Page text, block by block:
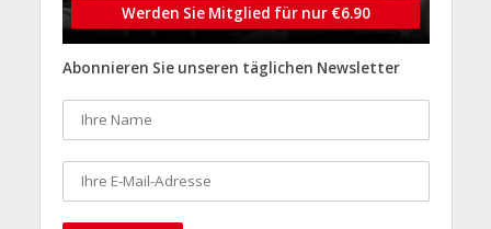
Werden Sie Mitglied für nur €6.90
Abonnieren Sie unseren täglichen Newsletter